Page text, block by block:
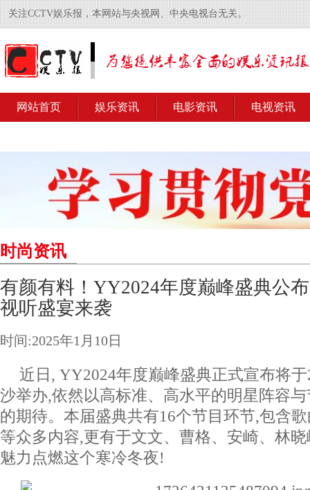
关注CCTV娱乐报，本网站与央视网、中央电视台无关。
网站首页 娱乐资讯 电影资讯 电视资讯
时尚资讯
有颜有料！YY2024年度巅峰盛典公
视听盛宴来袭
时间:2025年1月10日
近日, YY2024年度巅峰盛典正式宣布将
沙举办,依然以高标准、高水平的明星阵容
的期待。本届盛典共有16个节目环节,包含
等众多内容,更有于文文、曹格、安崎、林
魅力点燃这个寒冷冬夜!